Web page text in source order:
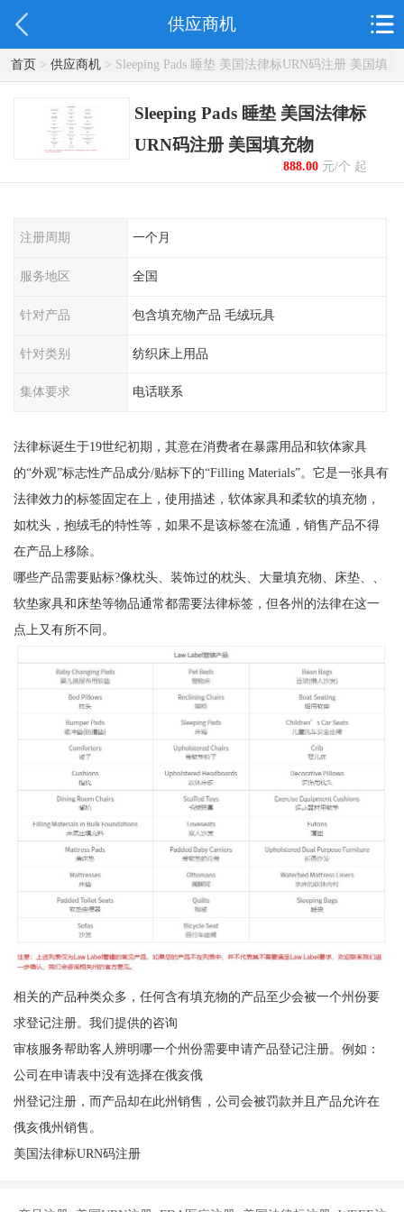
供应商机
首页> 供应商机> Sleeping Pads 睡垫 美国法律标URN码注册 美国填
充物
Sleeping Pads 睡垫 美国法律标
URN码注册 美国填充物
888.00元/个 起
注册周期 一个月
服务地区 全国
针对产品 包含填充物产品 毛绒玩具
针对类别 纺织床上用品
集体要求 电话联系
法律标诞生于19世纪初期，其意在消费者在暴露用品和软体家具
的“外观”标志性产品成分/贴标下的“Filling Materials”。它是一张具有
法律效力的标签固定在上，使用描述，软体家具和柔软的填充物，
如枕头，抱绒毛的特性等，如果不是该标签在流通，销售产品不得
在产品上移除。
哪些产品需要贴标?像枕头、装饰过的枕头、大量填充物、床垫、、
软垫家具和床垫等物品通常都需要法律标签，但各州的法律在这一
点上又有所不同。
相关的产品种类众多，任何含有填充物的产品至少会被一个州份要
求登记注册。我们提供的咨询
审核服务帮助客人辨明哪一个州份需要申请产品登记注册。例如：
公司在申请表中没有选择在俄亥俄
州登记注册，而产品却在此州销售，公司会被罚款并且产品允许在
俄亥俄州销售。
美国法律标URN码注册